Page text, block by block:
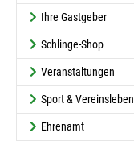
Ihre Gastgeber
Schlinge-Shop
Veranstaltungen
Sport & Vereinsleben
Ehrenamt